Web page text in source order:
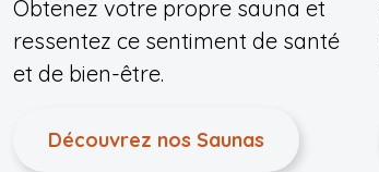
Obtenez votre propre sauna et
ressentez ce sentiment de santé
et de bien-être.
Découvrez nos Saunas